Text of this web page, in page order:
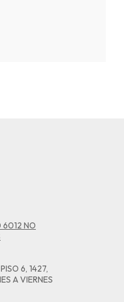
6012 NO
6, 1427,
A VIERNES